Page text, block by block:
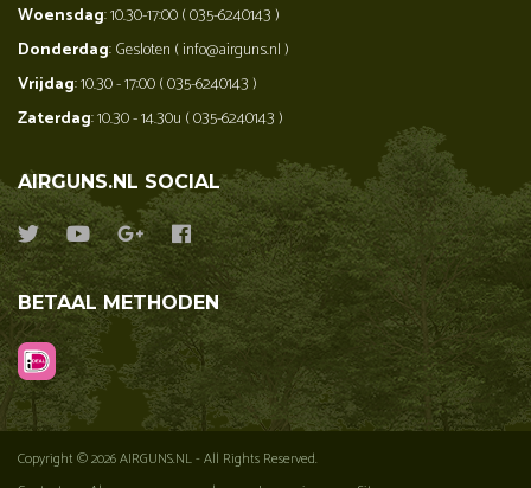
Woensdag: 10.30-17:00 ( 035-6240143 )
Donderdag: Gesloten ( info@airguns.nl )
Vrijdag: 10.30 - 17:00 ( 035-6240143 )
Zaterdag: 10.30 - 14.30u ( 035-6240143 )
AIRGUNS.NL SOCIAL
BETAAL METHODEN
Copyright © 2026 AIRGUNS.NL - All Rights Reserved.